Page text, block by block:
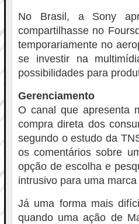
No Brasil, a Sony
compartilhasse no
temporariamente no
se investir na
possibilidades para
Gerenciamento
O canal que apresenta
compra direta dos
segundo o estudo da
os comentários sobre
opção de escolha e
intrusivo para uma
Já uma forma mais
quando uma ação de